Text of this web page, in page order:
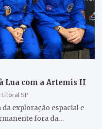
Lua com a Artemis II
SP
exploração espacial e
fora da…